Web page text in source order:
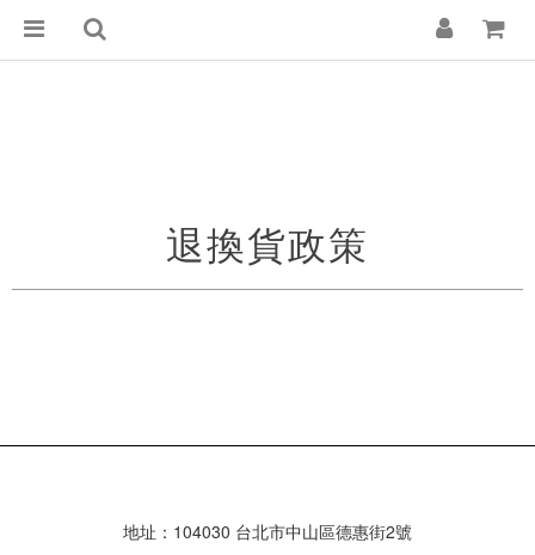
退換貨政策
地址：104030 台北市中山區德惠街2號